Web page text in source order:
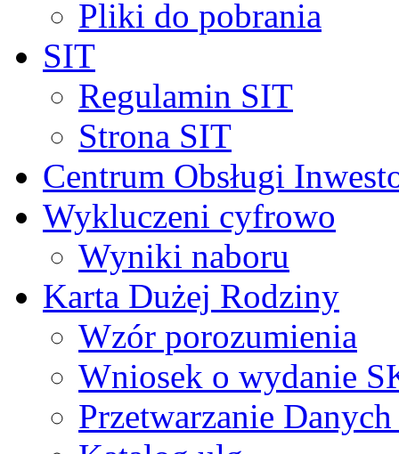
Pliki do pobrania
SIT
Regulamin SIT
Strona SIT
Centrum Obsługi
Wykluczeni cyfrowo
Wyniki naboru
Karta Dużej Rodziny
Wzór porozumienia
Wniosek o wydanie
Przetwarzanie